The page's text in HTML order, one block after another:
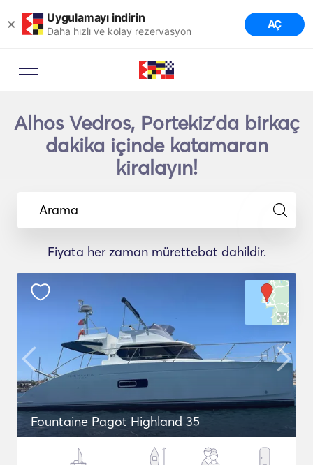
× Uygulamayı indirin
Daha hızlı ve kolay rezervasyon AÇ
Alhos Vedros, Portekiz'da birkaç
dakika içinde katamaran
kiralayın!
Arama
Fiyata her zaman mürettebat dahildir.
Fountaine Pagot Highland 35